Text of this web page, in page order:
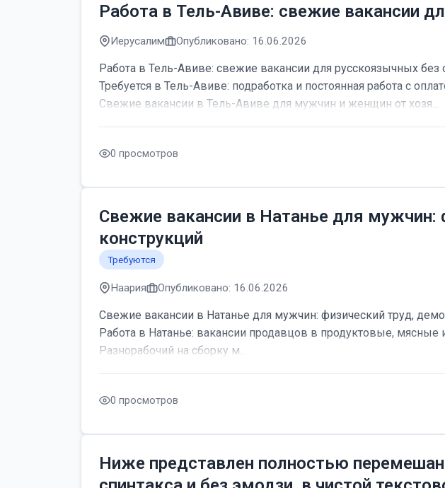
Работа в Тель-Авиве: свежие вакансии
Иерусалим Опубликовано: 16.06.2026
Работа в Тель-Авиве: свежие вакансии для русскоязычных без
Требуется в Тель-Авиве: подработка и постоянная работа с
Свежие вакансии в Тель-Авиве для мужчин и женщин от хозя...
0 просмотров
Свежие вакансии в Натанье для
конструкций
Требуются
Наария Опубликовано: 16.06.2026
Свежие вакансии в Натанье для мужчин: физический труд,
Работа в Натанье: вакансии продавцов в продуктовые,
Разнорабочий на сборку м...
0 просмотров
Ниже представлен полностью